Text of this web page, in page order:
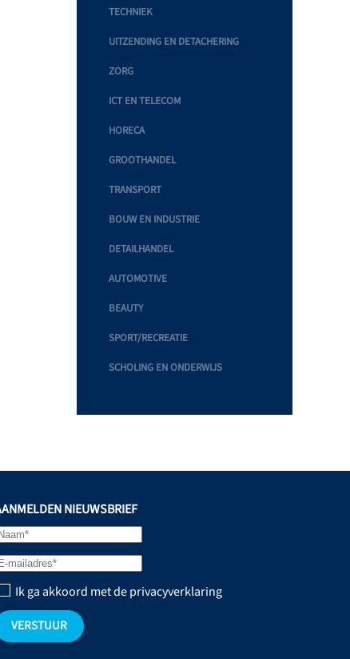
TECHNIEK
UITZENDING EN DETACHERING
ZORG
ICT EN TELECOM
HORECA
GROOTHANDEL
TRANSPORT
BOUW EN INDUSTRIE
DETAILHANDEL
AUTOMOTIVE
BEAUTY
SPORT/RECREATIE
SCHOLING EN ONDERWIJS
NIEUWSBRIEF
Ik ga akkoord met de privacyverklaring
VERSTUUR